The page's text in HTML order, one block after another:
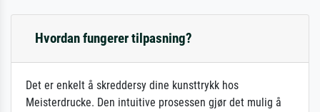
Hvordan fungerer tilpasning?
Det er enkelt å skreddersy dine kunsttrykk hos
Meisterdrucke. Den intuitive prosessen gjør det mulig å